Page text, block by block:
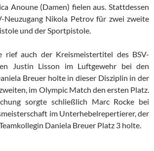
Anoune (Damen) fielen aus. Stattdessen
Neuzugang Nikola Petrov für zwei zweite
und der Sportpistole.
rief auch der Kreismeistertitel des BSV-
Justin Lisson im Luftgewehr bei den
Breuer holte in dieser Disziplin in der
im Olympic Match den ersten Platz.
sorgte schließlich Marc Rocke bei
im Unterhebelrepertierer, der
Daniela Breuer Platz 3 holte.